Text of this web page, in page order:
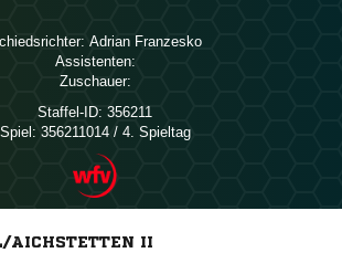
 
Assistenten:
Zuschauer:
Staffel-ID: 356211
Spiel: 356211014 / 4. Spieltag
AICHSTETTEN II